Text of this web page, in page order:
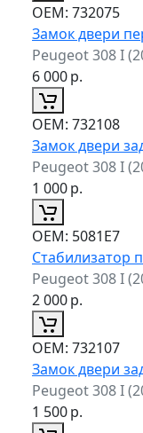
ОЕМ: 732075
Замок двери
Peugeot 308 I
6 000р.
ОЕМ: 732108
Замок двери
Peugeot 308 I
1 000р.
ОЕМ: 5081E7
Стабилизатор
Peugeot 308 I
2 000р.
ОЕМ: 732107
Замок двери
Peugeot 308 I
1 500р.